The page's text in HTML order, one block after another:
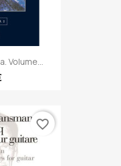
Volume...
favorite_border